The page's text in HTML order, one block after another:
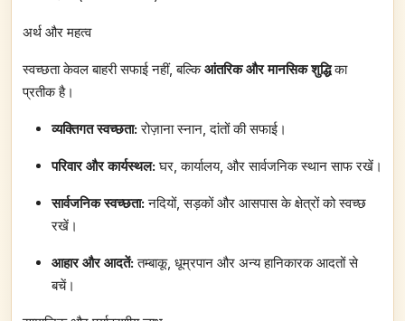
अर्थ और महत्व
स्वच्छता केवल बाहरी सफाई नहीं, बल्किआंतरिक और मानसिक शुद्धिका
प्रतीक है।
व्यक्तिगत स्वच्छता:रोज़ाना स्नान, दांतों की सफाई।
परिवार और कार्यस्थल:घर, कार्यालय, और सार्वजनिक स्थान साफ रखें।
सार्वजनिक स्वच्छता:नदियों, सड़कों और आसपास के क्षेत्रों को स्वच्छ
रखें।
आहार और आदतें:तम्बाकू, धूम्रपान और अन्य हानिकारक आदतों से
बचें।